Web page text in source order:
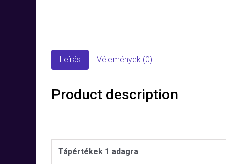
Leírás Vélemények (0)
Product description
Tápértékek 1 adagra